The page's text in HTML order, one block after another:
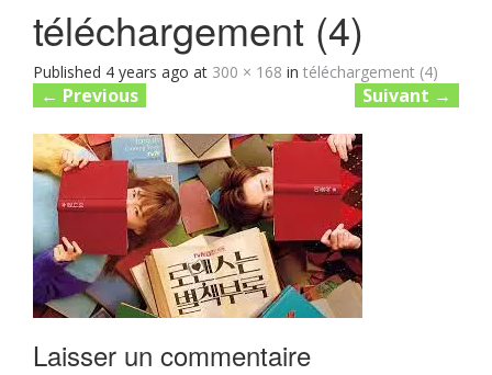
téléchargement (4)
Published 4 years ago at 300 × 168 in téléchargement (4)
← Previous Suivant →
Laisser un commentaire